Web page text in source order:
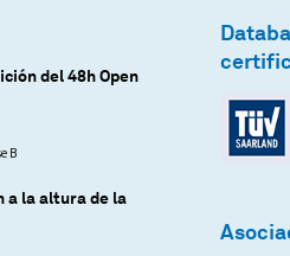
del 48h Open
B
a la altura de la